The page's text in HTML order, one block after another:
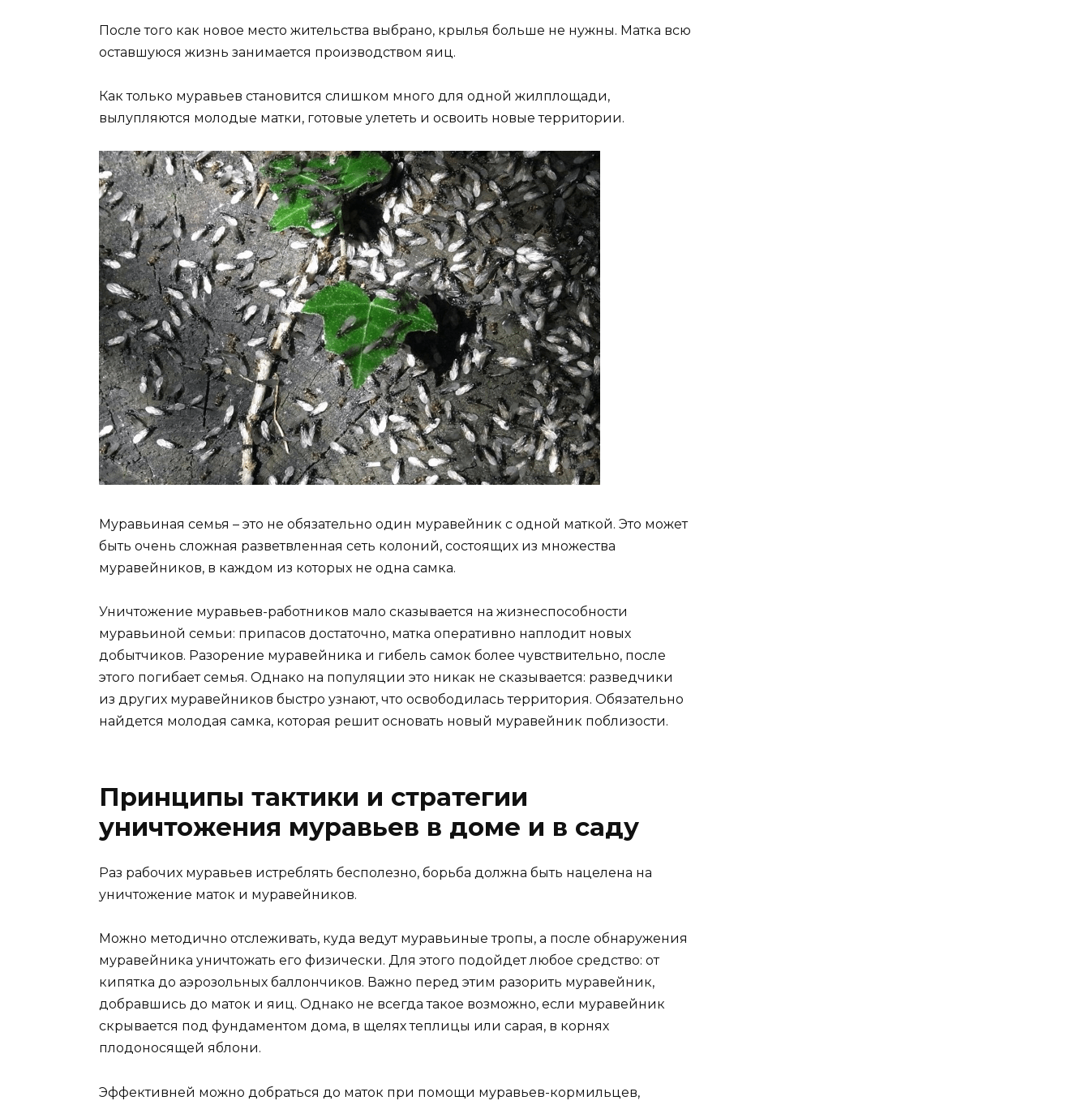
После того как новое место жительства выбрано, крылья больше не нужны. Матка всю
оставшуюся жизнь занимается производством яиц.
Как только муравьев становится слишком много для одной жилплощади,
вылупляются молодые матки, готовые улететь и освоить новые территории.
Муравьиная семья – это не обязательно один муравейник с одной маткой. Это может
быть очень сложная разветвленная сеть колоний, состоящих из множества
муравейников, в каждом из которых не одна самка.
Уничтожение муравьев-работников мало сказывается на жизнеспособности
муравьиной семьи: припасов достаточно, матка оперативно наплодит новых
добытчиков. Разорение муравейника и гибель самок более чувствительно, после
этого погибает семья. Однако на популяции это никак не сказывается: разведчики
из других муравейников быстро узнают, что освободилась территория. Обязательно
найдется молодая самка, которая решит основать новый муравейник поблизости.
Принципы тактики и стратегии
уничтожения муравьев в доме и в саду
Раз рабочих муравьев истреблять бесполезно, борьба должна быть нацелена на
уничтожение маток и муравейников.
Можно методично отслеживать, куда ведут муравьиные тропы, а после обнаружения
муравейника уничтожать его физически. Для этого подойдет любое средство: от
кипятка до аэрозольных баллончиков. Важно перед этим разорить муравейник,
добравшись до маток и яиц. Однако не всегда такое возможно, если муравейник
скрывается под фундаментом дома, в щелях теплицы или сарая, в корнях
плодоносящей яблони.
Эффективней можно добраться до маток при помощи муравьев-кормильцев,